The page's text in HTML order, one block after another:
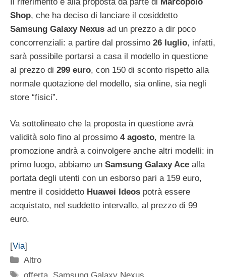
Shop, che ha deciso di lanciare il cosiddetto
Samsung Galaxy Nexus ad un prezzo a dir poco
concorrenziali: a partire dal prossimo 26 luglio, infatti,
sarà possibile portarsi a casa il modello in questione
al prezzo di 299 euro, con 150 di sconto rispetto alla
normale quotazione del modello, sia online, sia negli
store “fisici”.
Va sottolineato che la proposta in questione avrà
validità solo fino al prossimo 4 agosto, mentre la
promozione andrà a coinvolgere anche altri modelli: in
primo luogo, abbiamo un Samsung Galaxy Ace alla
portata degli utenti con un esborso pari a 159 euro,
mentre il cosiddetto Huawei Ideos potrà essere
acquistato, nel suddetto intervallo, al prezzo di 99
euro.
[Via]
Categorie
Altro
Tag